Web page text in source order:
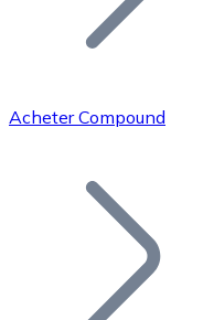
Bitcoin
Acheter Compound